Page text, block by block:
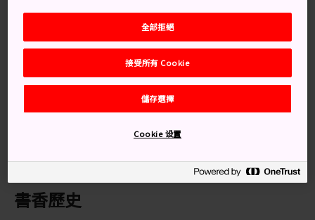
交通方式
從
站或一乘寺站步行一段路，即能輕鬆到達
寺廟。
從京都車站乘搭 JR 奈良線到達東福寺，轉乘京阪本線前
往出町柳站。在出町柳站乘搭叡山電鐵到達一乘寺站。此
站。
書香歷史
全部拒絕
接受所有 Cookie
儲存選擇
Cookie 设置